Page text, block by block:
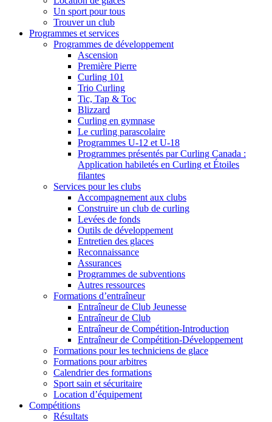
Un sport pour tous
Trouver un club
Programmes et services
Programmes de développement
Ascension
Première Pierre
Curling 101
Trio Curling
Tic, Tap & Toc
Blizzard
Curling en gymnase
Le curling parascolaire
Programmes U-12 et U-18
Programmes présentés par Curling Canada :
Application habiletés en Curling et Étoiles
filantes
Services pour les clubs
Accompagnement aux clubs
Construire un club de curling
Levées de fonds
Outils de développement
Entretien des glaces
Reconnaissance
Assurances
Programmes de subventions
Autres ressources
Formations d’entraîneur
Entraîneur de Club Jeunesse
Entraîneur de Club
Entraîneur de Compétition-Introduction
Entraîneur de Compétition-Développement
Formations pour les techniciens de glace
Formations pour arbitres
Calendrier des formations
Sport sain et sécuritaire
Location d’équipement
Compétitions
Résultats